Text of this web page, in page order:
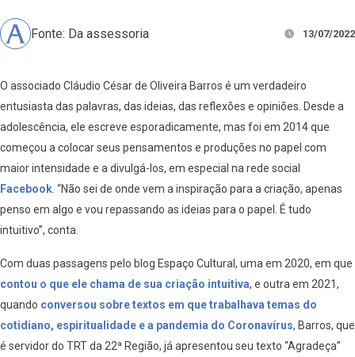
Fonte: Da assessoria 13/07/2022
O associado Cláudio César de Oliveira Barros é um verdadeiro
entusiasta das palavras, das ideias, das reflexões e opiniões. Desde a
adolescência, ele escreve esporadicamente, mas foi em 2014 que
começou a colocar seus pensamentos e produções no papel com
maior intensidade e a divulgá-los, em especial na rede social
Facebook. “Não sei de onde vem a inspiração para a criação, apenas
penso em algo e vou repassando as ideias para o papel. É tudo
intuitivo”, conta.
Com duas passagens pelo blog Espaço Cultural, uma em 2020, em que
contou o que ele chama de sua criação intuitiva, e outra em 2021,
quando conversou sobre textos em que trabalhava temas do
cotidiano, espiritualidade e a pandemia do Coronavírus, Barros, que
é servidor do TRT da 22ª Região, já apresentou seu texto “Agradeça”